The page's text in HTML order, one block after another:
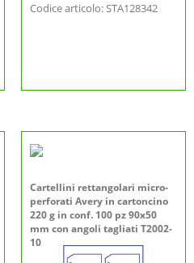
Codice articolo: STA128342
Cartellini rettangolari micro-
perforati Avery in cartoncino
220 g in conf. 100 pz 90x50
mm con angoli tagliati T2002-
10